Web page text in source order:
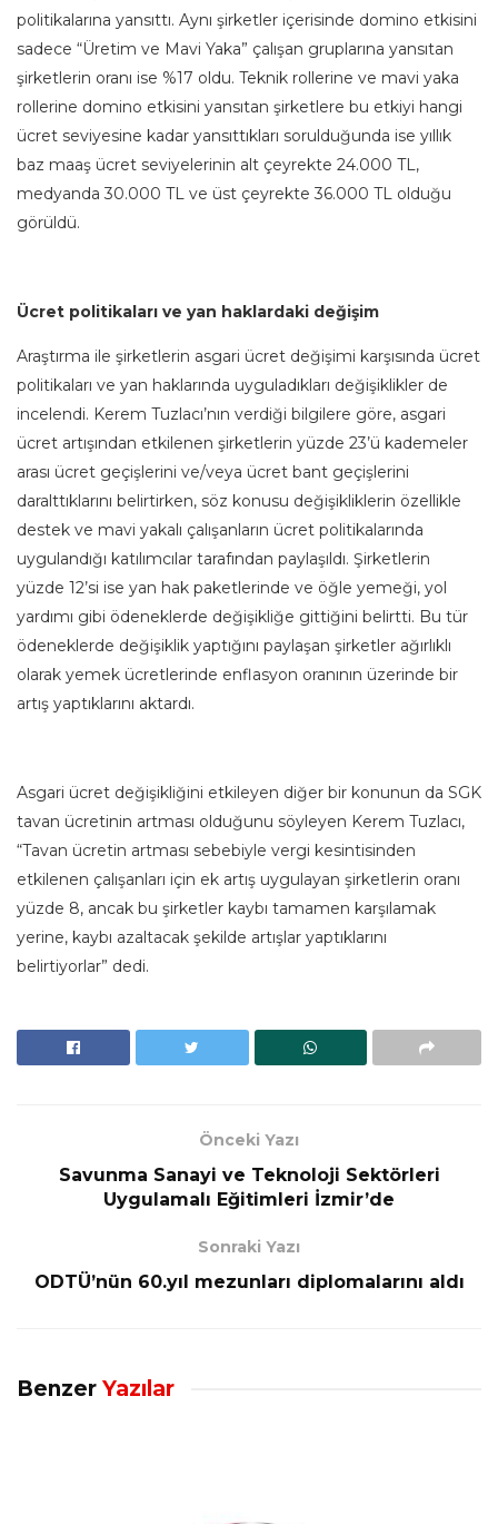
politikalarına yansıttı. Aynı şirketler içerisinde domino etkisini
sadece “Üretim ve Mavi Yaka” çalışan gruplarına yansıtan
şirketlerin oranı ise %17 oldu. Teknik rollerine ve mavi yaka
rollerine domino etkisini yansıtan şirketlere bu etkiyi hangi
ücret seviyesine kadar yansıttıkları sorulduğunda ise yıllık
baz maaş ücret seviyelerinin alt çeyrekte 24.000 TL,
medyanda 30.000 TL ve üst çeyrekte 36.000 TL olduğu
görüldü.
Ücret politikaları ve yan haklardaki değişim
Araştırma ile şirketlerin asgari ücret değişimi karşısında ücret
politikaları ve yan haklarında uyguladıkları değişiklikler de
incelendi. Kerem Tuzlacı’nın verdiği bilgilere göre, asgari
ücret artışından etkilenen şirketlerin yüzde 23’ü kademeler
arası ücret geçişlerini ve/veya ücret bant geçişlerini
daralttıklarını belirtirken, söz konusu değişikliklerin özellikle
destek ve mavi yakalı çalışanların ücret politikalarında
uygulandığı katılımcılar tarafından paylaşıldı. Şirketlerin
yüzde 12’si ise yan hak paketlerinde ve öğle yemeği, yol
yardımı gibi ödeneklerde değişikliğe gittiğini belirtti. Bu tür
ödeneklerde değişiklik yaptığını paylaşan şirketler ağırlıklı
olarak yemek ücretlerinde enflasyon oranının üzerinde bir
artış yaptıklarını aktardı.
Asgari ücret değişikliğini etkileyen diğer bir konunun da SGK
tavan ücretinin artması olduğunu söyleyen Kerem Tuzlacı,
“Tavan ücretin artması sebebiyle vergi kesintisinden
etkilenen çalışanları için ek artış uygulayan şirketlerin oranı
yüzde 8, ancak bu şirketler kaybı tamamen karşılamak
yerine, kaybı azaltacak şekilde artışlar yaptıklarını
belirtiyorlar” dedi.
Önceki Yazı
Savunma Sanayi ve Teknoloji Sektörleri
Uygulamalı Eğitimleri İzmir’de
Sonraki Yazı
ODTÜ’nün 60.yıl mezunları diplomalarını aldı
Benzer Yazılar